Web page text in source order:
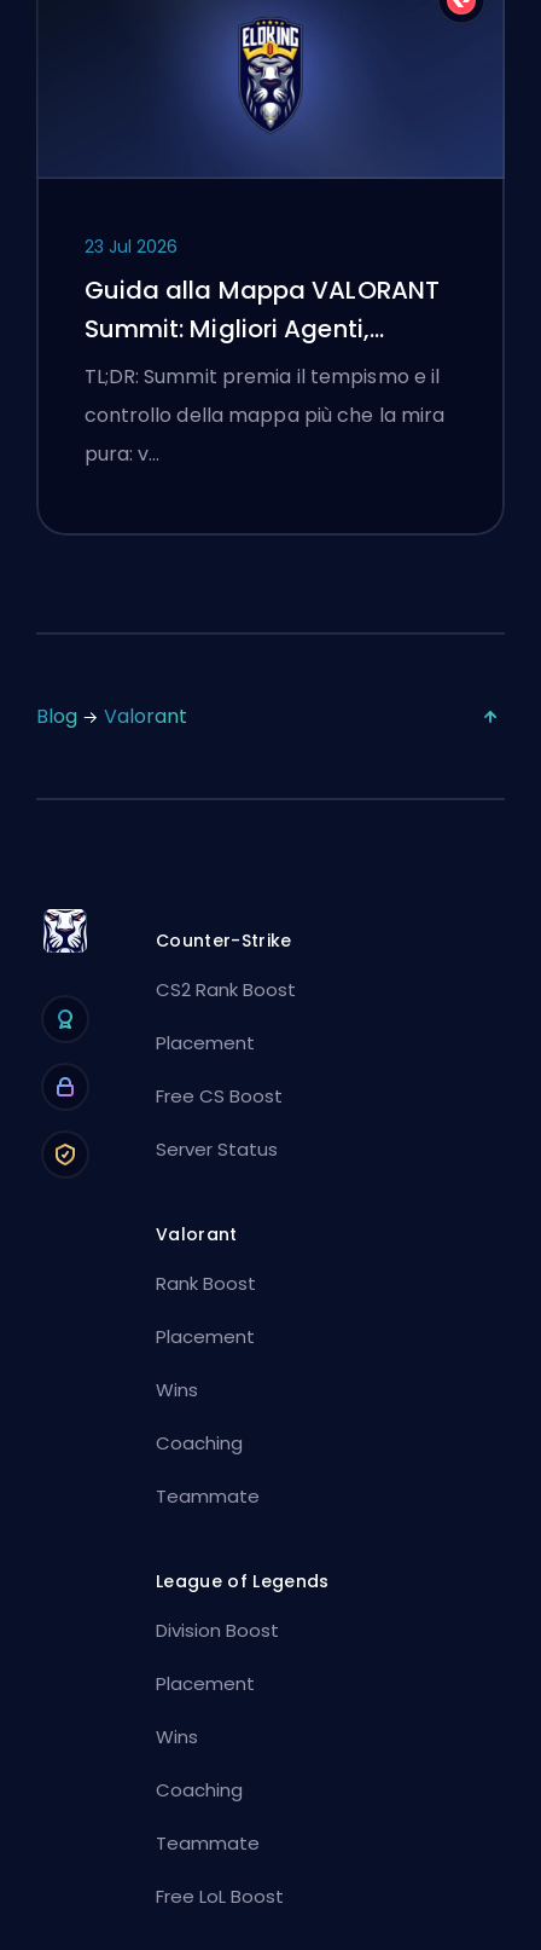
23 Jul 2026
Guida alla Mappa VALORANT
Summit: Migliori Agenti,
Chiamate e Fumogeni
TL;DR: Summit premia il tempismo e il
controllo della mappa più che la mira
pura: v…
Blog Valorant
Counter-Strike
CS2 Rank Boost
Placement
Free CS Boost
Server Status
Valorant
Rank Boost
Placement
Wins
Coaching
Teammate
League of Legends
Division Boost
Placement
Wins
Coaching
Teammate
Free LoL Boost